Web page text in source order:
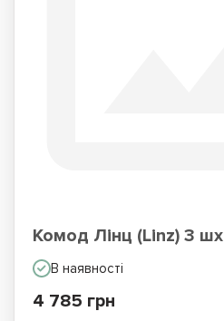
Комод Лінц (Linz) 3 шх
В наявності
4 785 грн